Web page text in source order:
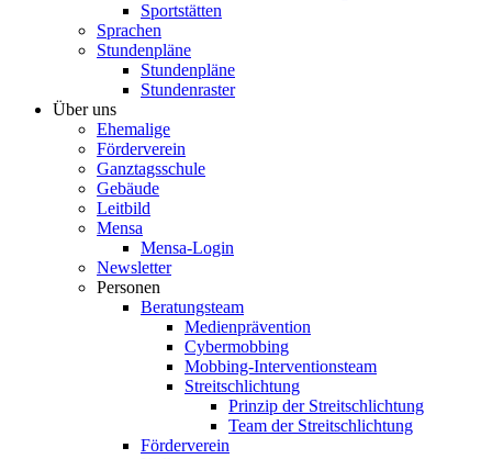
Sportstätten
Sprachen
Stundenpläne
Stundenpläne
Stundenraster
Über uns
Ehemalige
Förderverein
Ganztagsschule
Gebäude
Leitbild
Mensa
Mensa-Login
Newsletter
Personen
Beratungsteam
Medienprävention
Cybermobbing
Mobbing-Interventionsteam
Streitschlichtung
Prinzip der Streitschlichtung
Team der Streitschlichtung
Förderverein